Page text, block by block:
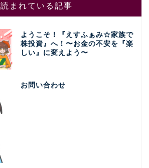
読まれている記事
ようこそ！『えすふぁみ☆家族で
株投資』へ！〜お金の不安を『楽
しい』に変えよう〜
お問い合わせ